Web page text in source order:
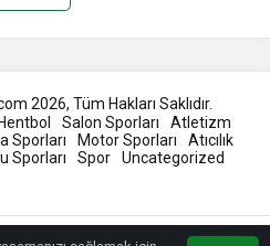
2026, Tüm Hakları Saklıdır.
Hentbol Salon Sporları
Atletizm
Sporları Motor Sporları
Atıcılık
Sporları Spor Uncategorized